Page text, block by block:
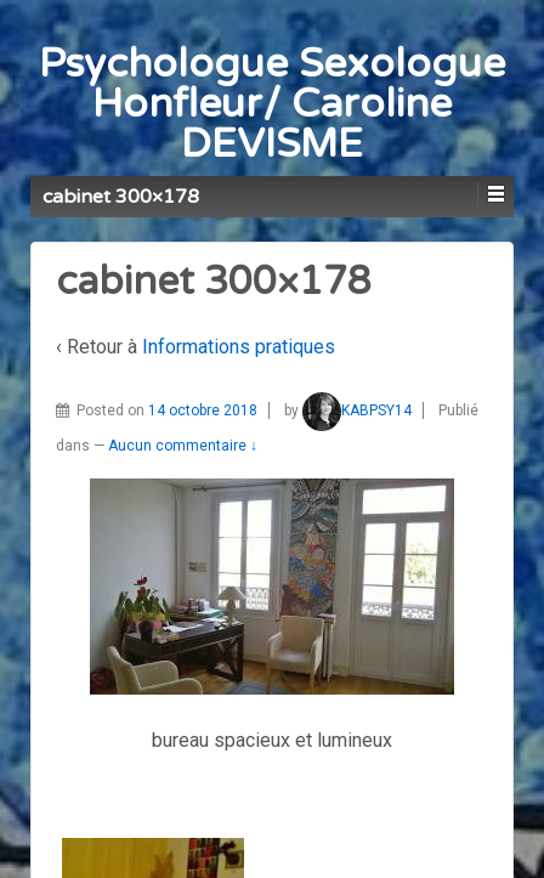
Psychologue Sexologue
Honfleur/ Caroline
DEVISME
cabinet 300×178
cabinet 300×178
‹ Retour à Informations pratiques
Posted on 14 octobre 2018 by KABPSY14 Publié
dans — Aucun commentaire ↓
bureau spacieux et lumineux